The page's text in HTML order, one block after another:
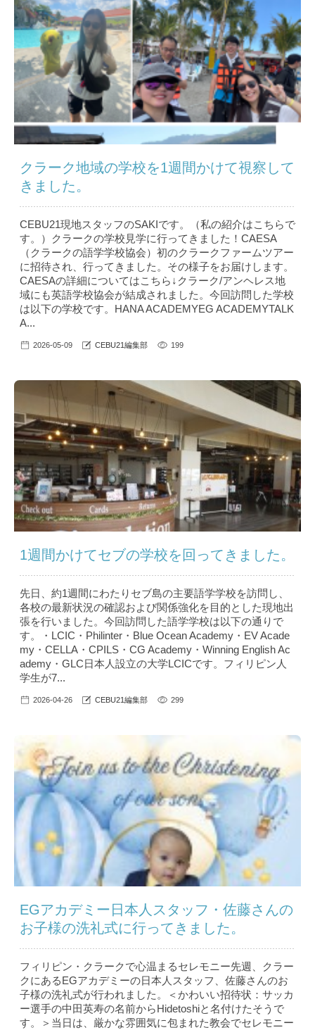
クラーク地域の学校を1週間かけて視察して
きました。
CEBU21現地スタッフのSAKIです。（私の紹介はこちら で
す。）クラークの学校見学に行ってきました！CAESA
（クラークの語学学校協会）初のクラークファームツアー
に招待され、行ってきました。その様子をお届けします。
CAESAの詳細についてはこちら↓クラーク/アンヘレス地
域にも英語学校協会が結成されました。今回訪問した学校
は以下の学校です。HANA ACADEMYEG ACADEMYTALK
A...
2026-05-09 CEBU21編集部 199
1週間かけてセブの学校を回ってきました。
先日、約1週間にわたりセブ島の主要語学学校を訪問し、
各校の最新状況の確認および関係強化を目的とした現地出
張を行いました。今回訪問した語学学校は以下の通りで
す。・LCIC・Philinter・Blue Ocean Academy・EV Acade
my・CELLA・CPILS・CG Academy・Winning English Ac
ademy・GLC日本人設立の大学LCICです。フィリピン人
学生が7...
2026-04-26 CEBU21編集部 299
EGアカデミー日本人スタッフ・佐藤さんの
お子様の洗礼式に行ってきました。
フィリピン・クラークで心温まるセレモニー先週、クラー
クにあるEGアカデミーの日本人スタッフ、佐藤さんのお
子様の洗礼式が行われました。＜かわいい招待状：サッカ
ー選手の中田英寿の名前からHidetoshiと名付けたそうで
す。＞当日は、厳かな雰囲気に包まれた教会でセレモニー